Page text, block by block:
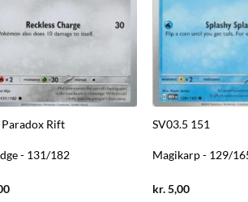
Paradox Rift
- 131/182
Current
SV03.5 151
Magikarp - 129/
kr.5,00Current